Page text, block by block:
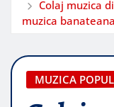
Colaj muzica
muzica banateana
MUZICA